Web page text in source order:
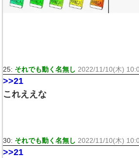
25: それでも動く名無し 2022/11/10(木)
>>21
これええな
30: それでも動く名無し 2022/11/10(木)
>>21